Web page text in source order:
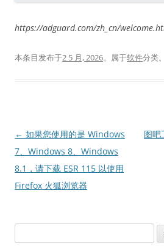
https://adguard.com/zh_cn/
本条目发布于2 5 月, 2026。属于软件分类。
文
章
导
航
← 如果您使用的是 Windows
7、Windows 8、Windows
8.1，请下载 ESR 115 以使用
Firefox 火狐浏览器
图吧
索：